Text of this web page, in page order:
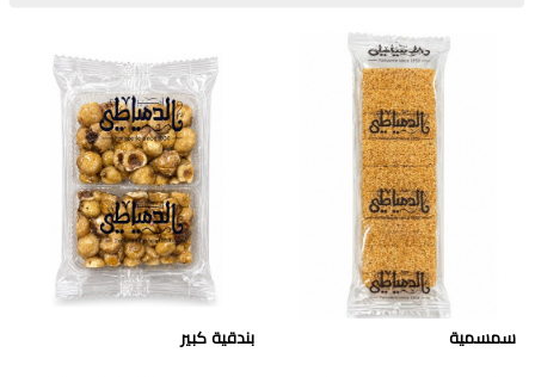
سمسمية بندقية كبير